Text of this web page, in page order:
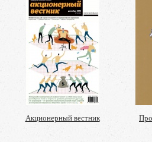
Акционерный вестник